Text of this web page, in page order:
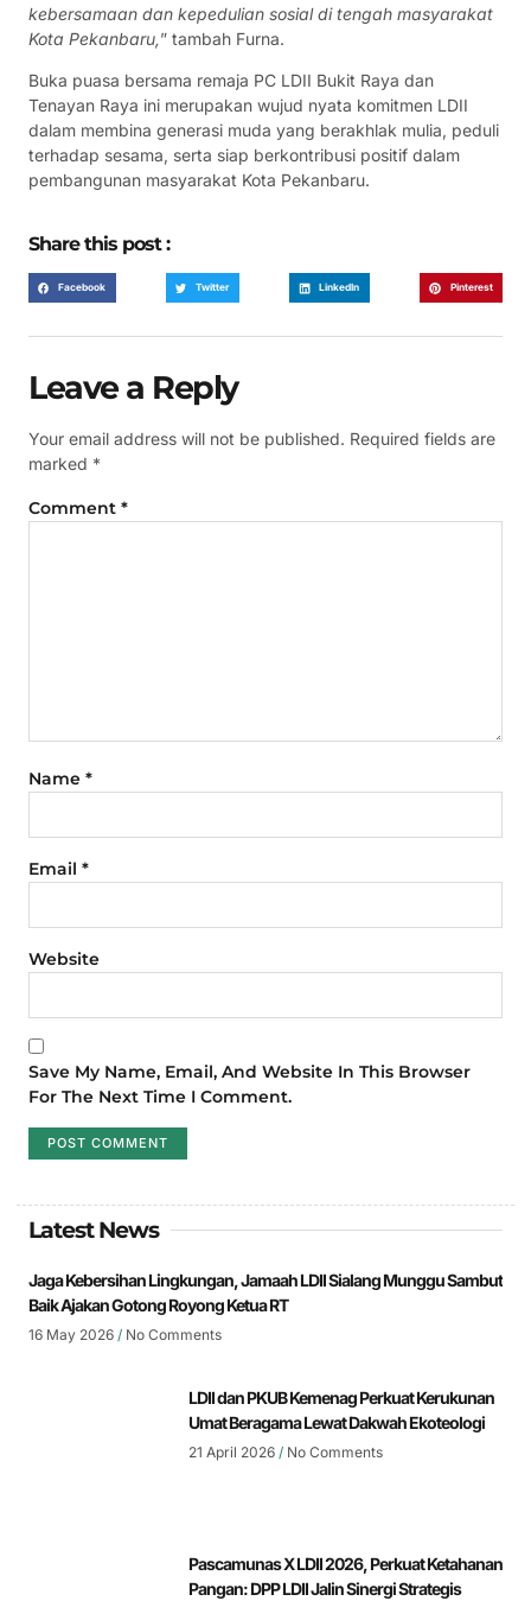
kebersamaan dan kepedulian sosial di tengah masyarakat
Kota Pekanbaru,” tambah Furna.
Buka puasa bersama remaja PC LDII Bukit Raya dan
Tenayan Raya ini merupakan wujud nyata komitmen LDII
dalam membina generasi muda yang berakhlak mulia, peduli
terhadap sesama, serta siap berkontribusi positif dalam
pembangunan masyarakat Kota Pekanbaru.
Share this post :
Facebook Twitter LinkedIn Pinterest
Leave a Reply
Your email address will not be published. Required fields are
marked *
Comment *
Name *
Email *
Website
Save My Name, Email, And Website In This Browser
For The Next Time I Comment.
Latest News
Jaga Kebersihan Lingkungan, Jamaah LDII Sialang Munggu Sambut
Baik Ajakan Gotong Royong Ketua RT
16 May 2026 No Comments
LDII dan PKUB Kemenag Perkuat Kerukunan
Umat Beragama Lewat Dakwah Ekoteologi
21 April 2026 No Comments
Pascamunas X LDII 2026, Perkuat Ketahanan
Pangan: DPP LDII Jalin Sinergi Strategis